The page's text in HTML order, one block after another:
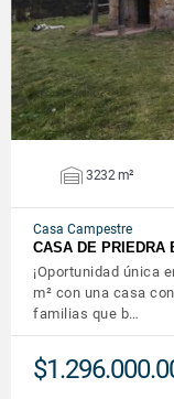
3232 m²
Casa Campestre
CASA DE PRIEDRA
¡Oportunidad única
m² con una casa
familias que b…